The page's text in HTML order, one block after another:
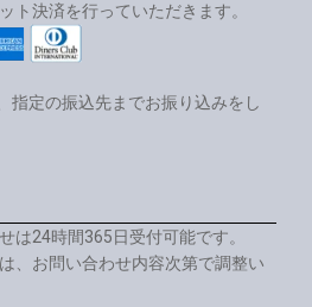
ト決済を行っていただきます。
指定の振込先までお振り込みをし
は24時間365日受付可能です。
、お問い合わせ内容次第で調整い